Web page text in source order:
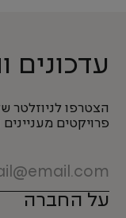
הצטרפו לניוזלטר
פרויקטים
על החברה